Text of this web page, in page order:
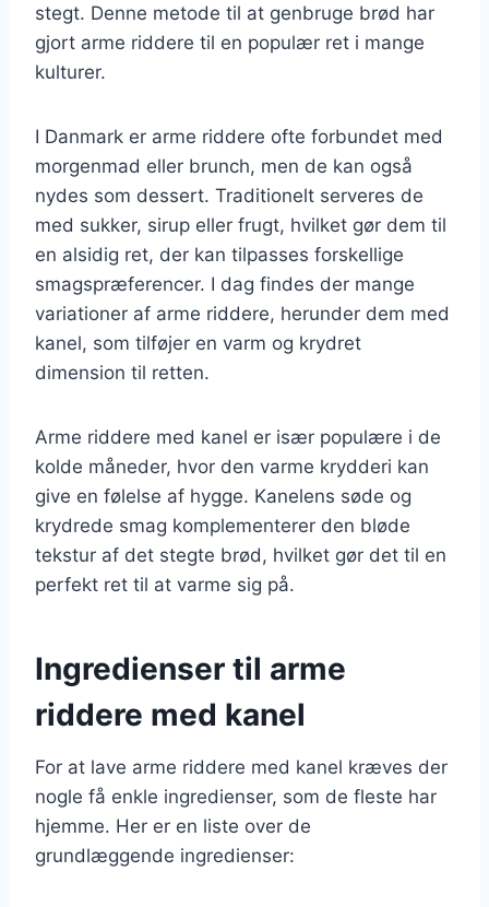
stegt. Denne metode til at genbruge brød har
gjort arme riddere til en populær ret i mange
kulturer.
I Danmark er arme riddere ofte forbundet med
morgenmad eller brunch, men de kan også
nydes som dessert. Traditionelt serveres de
med sukker, sirup eller frugt, hvilket gør dem til
en alsidig ret, der kan tilpasses forskellige
smagspræferencer. I dag findes der mange
variationer af arme riddere, herunder dem med
kanel, som tilføjer en varm og krydret
dimension til retten.
Arme riddere med kanel er især populære i de
kolde måneder, hvor den varme krydderi kan
give en følelse af hygge. Kanelens søde og
krydrede smag komplementerer den bløde
tekstur af det stegte brød, hvilket gør det til en
perfekt ret til at varme sig på.
Ingredienser til arme
riddere med kanel
For at lave arme riddere med kanel kræves der
nogle få enkle ingredienser, som de fleste har
hjemme. Her er en liste over de
grundlæggende ingredienser: